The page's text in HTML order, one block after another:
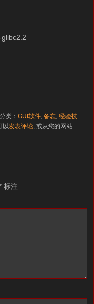
类：GUI软件 ,备忘 ,经验技
以 发表评论 , 或从您的网站
标注